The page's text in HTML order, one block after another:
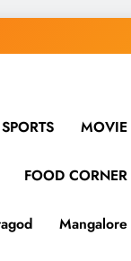
SPORTS MOVIE
FOOD CORNER
Mangalore